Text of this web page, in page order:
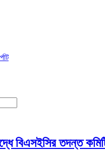
বিএসইসির তদন্ত